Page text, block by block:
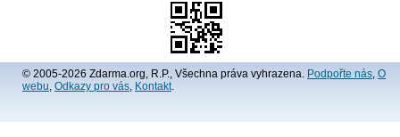
© 2005-2026 Zdarma.org, R.P., Všechna práva vyhrazena. Podpořte nás O
webu Odkazy pro vás Kontakt.